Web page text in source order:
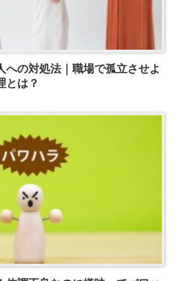
への対処法｜職場で孤立させよ
とは？